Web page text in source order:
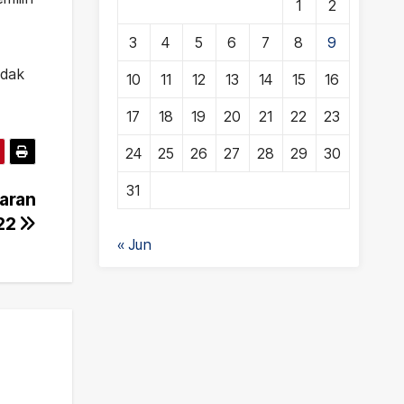
1 2
3 4 5 6 7 8 9
10 11 12 13 14 15 16
17 18 19 20 21 22 23
24 25 26 27 28 29 30
31
« Jun